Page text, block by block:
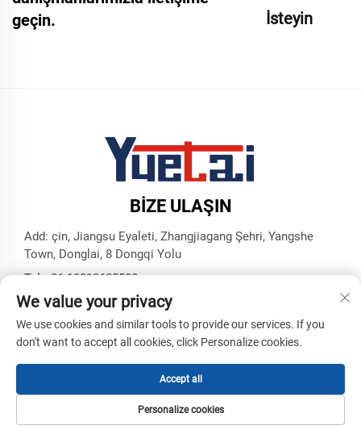
geçin.
İsteyin
BIZE ULAŞIN
Add: çin, Jiangsu Eyaleti, Zhangjiagang Şehri, Yangshe
Town, Donglai, 8 Dongqi Yolu
Tel:+86 18913625580
E-posta:[email protected]
ve Ticaret A.Ş. Tüm Hakları Saklıdır -
We value your privacy
We use cookies and similar tools to provide our services. If you
don't want to accept all cookies, click Personalize cookies.
Personalize cookies
Accept all